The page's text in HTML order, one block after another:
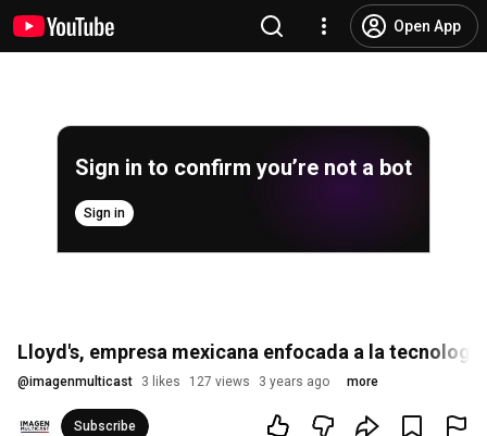
Open App
Sign in to confirm you’re not a bot
Sign in
Lloyd's, empresa mexicana enfocada a la
@imagenmulticast 3 likes 127 views 3 years ago more
Subscribe